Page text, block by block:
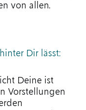
von allen.
Dir lässt:
Deine ist
Vorstellungen